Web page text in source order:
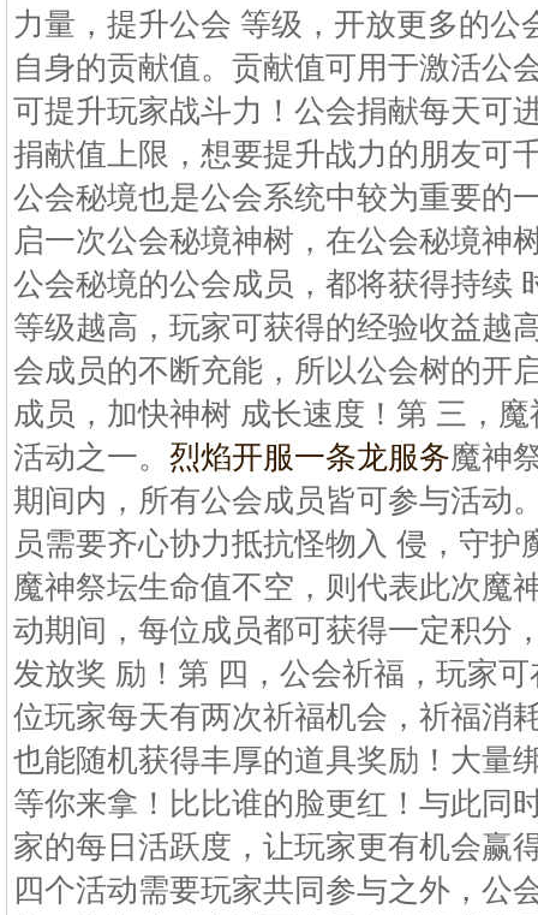
力量，提升公会 等级，开放更多的公
自身的贡献值。贡献值可用于激活公
可提升玩家战斗力！公会捐献每天可
捐献值上限，想要提升战力的朋友可
公会秘境也是公会系统中较为重要的
启一次公会秘境神树，在公会秘境神
公会秘境的公会成员，都将获得持续
等级越高，玩家可获得的经验收益越
会成员的不断充能，所以公会树的开
成员，加快神树 成长速度！第 三，
活动之一。 烈焰开服一条龙服务魔神
期间内，所有公会成员皆可参与活动
员需要齐心协力抵抗怪物入 侵，守
魔神祭坛生命值不空，则代表此次魔
动期间，每位成员都可获得一定积分
发放奖 励！第 四，公会祈福，玩家
位玩家每天有两次祈福机会，祈福消
也能随机获得丰厚的道具奖励！大量
等你来拿！比比谁的脸更红！与此同
家的每日活跃度，让玩家更有机会赢
四个活动需要玩家共同参与之外，公